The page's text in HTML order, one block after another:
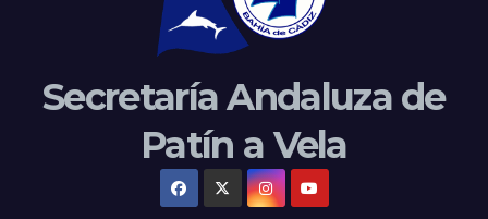
Secretaría Andaluza de
Patín a Vela